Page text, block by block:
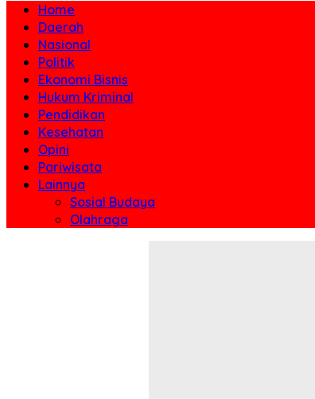
Home
Daerah
Nasional
Politik
Ekonomi Bisnis
Hukum Kriminal
Pendidikan
Kesehatan
Opini
Pariwisata
Lainnya
Sosial Budaya
Olahraga